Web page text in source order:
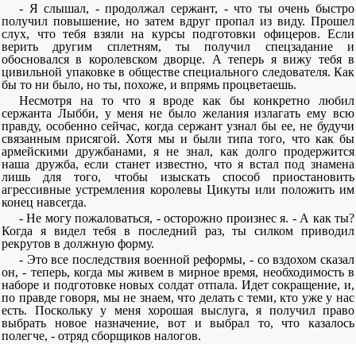
- Я слышал, - продолжал сержант, - что ты очень быстро
получил повышение, но затем вдруг пропал из виду. Прошел
слух, что тебя взяли на курсы подготовки офицеров. Если
верить другим сплетням, ты получил спецзадание и
обосновался в королевском дворце. А теперь я вижу тебя в
цивильной упаковке в обществе специального следователя. Как
бы то ни было, но ты, похоже, и впрямь процветаешь.
Несмотря на то что я вроде как бы конкретно любил
сержанта Лыбби, у меня не было желания излагать ему всю
правду, особенно сейчас, когда сержант узнал бы ее, не будучи
связанным присягой. Хотя мы и были типа того, что как бы
армейскими дружбанами, я не знал, как долго продержится
наша дружба, если станет известно, что я встал под знамена
лишь для того, чтобы изыскать способ приостановить
агрессивные устремления королевы Цикуты или положить им
конец навсегда.
- Не могу пожаловаться, - осторожно произнес я. - А как ты?
Когда я видел тебя в последний раз, ты силком приводил
рекрутов в должную форму.
- Это все последствия военной реформы, - со вздохом сказал
он, - теперь, когда мы живем в мирное время, необходимость в
наборе и подготовке новых солдат отпала. Идет сокращение, и,
по правде говоря, мы не знаем, что делать с теми, кто уже у нас
есть. Поскольку у меня хорошая выслуга, я получил право
выбрать новое назначение, вот и выбрал то, что казалось
полегче, - отряд сборщиков налогов.